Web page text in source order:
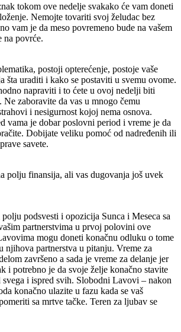
tokom ove nedelje svakako će vam doneti
Nemojte tovariti svoj želudac bez
vam je da meso povremeno bude na vašem
na povrće.
postoji opterećenje, postoje vaše
šta uraditi i kako se postaviti u svemu ovome.
napraviti i to ćete u ovoj nedelji biti
Ne zaboravite da vas u mnogo čemu
i nesigurnost kojoj nema osnova.
vama je dobar poslovni period i vreme je da
Dobijate veliku pomoć od nadređenih ili
savete.
polju finansija, ali vas dugovanja još uvek
podsvesti i opozicija Sunca i Meseca sa
partnerstvima u prvoj polovini ove
mogu doneti konačnu odluku o tome
njihova partnerstva u pitanju. Vreme za
završeno a sada je vreme za delanje jer
i potrebno je da svoje želje konačno stavite
svega i ispred svih. Slobodni Lavovi – nakon
konačno ulazite u fazu kada se vaš
sa mrtve tačke. Teren za ljubav se